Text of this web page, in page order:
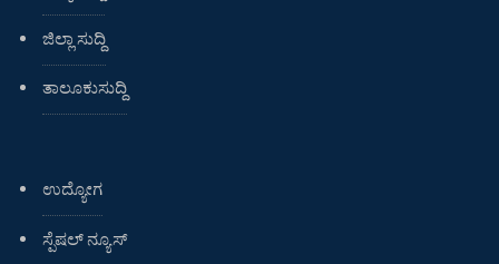
ಜಿಲ್ಲಾ ಸುದ್ದಿ
ತಾಲೂಕುಸುದ್ದಿ
ಉದ್ಯೋಗ
ಸ್ಪೆಷಲ್ ನ್ಯೂಸ್